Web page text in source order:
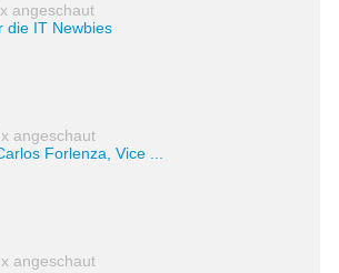
angeschaut
die IT Newbies
angeschaut
Forlenza, Vice ...
angeschaut